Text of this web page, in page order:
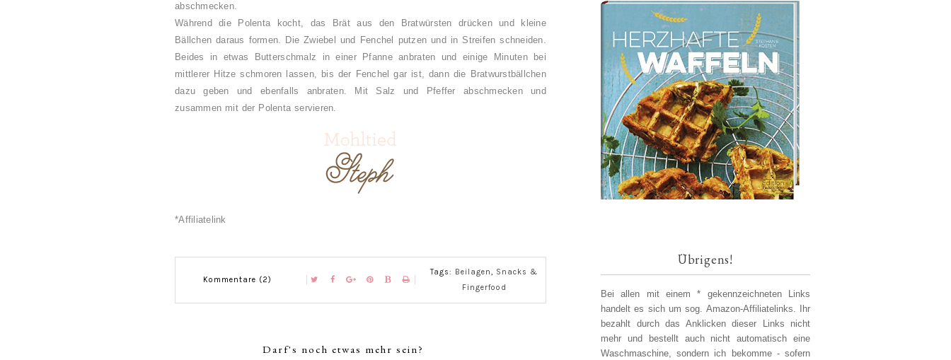
abschmecken.
Während die Polenta kocht, das Brät aus den Bratwürsten drücken und kleine
Bällchen daraus formen. Die Zwiebel und Fenchel putzen und in Streifen schneiden.
Beides in etwas Butterschmalz in einer Pfanne anbraten und einige Minuten bei
mittlerer Hitze schmoren lassen, bis der Fenchel gar ist, dann die Bratwurstbällchen
dazu geben und ebenfalls anbraten. Mit Salz und Pfeffer abschmecken und
zusammen mit der Polenta servieren.
*Affiliatelink
Kommentare (2)
Tags: Beilagen, Snacks &
Fingerfood
Darf's noch etwas mehr sein?
Übrigens!
Bei allen mit einem * gekennzeichneten Links
handelt es sich um sog. Amazon-Affiliatelinks. Ihr
bezahlt durch das Anklicken dieser Links nicht
mehr und bestellt auch nicht automatisch eine
Waschmaschine, sondern ich bekomme - sofern